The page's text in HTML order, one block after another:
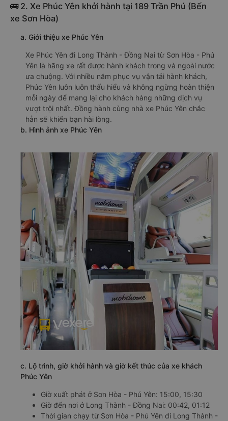
🚌 2. Xe Phúc Yên khởi hành tại 189 Trần Phú (Bến
xe Sơn Hòa)
a. Giới thiệu xe Phúc Yên
Xe Phúc Yên đi Long Thành - Đồng Nai từ Sơn Hòa - Phú
Yên là hãng xe rất được hành khách trong và ngoài nước
ưa chuộng. Với nhiều năm phục vụ vận tải hành khách,
Phúc Yên luôn luôn thấu hiểu và không ngừng hoàn thiện
mỗi ngày để mang lại cho khách hàng những dịch vụ
vượt trội nhất. Đồng hành cùng nhà xe Phúc Yên chắc
hẳn sẽ khiến bạn hài lòng.
b. Hình ảnh xe Phúc Yên
c. Lộ trình, giờ khởi hành và giờ kết thúc của xe khách
Phúc Yên
Giờ xuất phát ở Sơn Hòa - Phú Yên: 15:00, 15:30
Giờ đến nơi ở Long Thành - Đồng Nai: 00:42, 01:12
Thời gian chạy từ Sơn Hòa - Phú Yên đi Long Thành -